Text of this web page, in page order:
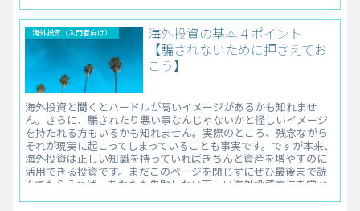
海外投資（入門者向け）
海外投資の基本４ポイント
【騙されないために押さえてお
こう】
海外投資と聞くとハードルが高いイメージがあるかも知れませ
ん。さらに、騙されたり悪い事なんじゃないかと怪しいイメージ
を持たれる方もいるかも知れません。実際のところ、残念ながら
それが現実に起こってしまっていることも事実です。ですが本来、
海外投資は正しい知識を持っていればきちんと資産を増やすのに
活用できる投資です。まだこのページを閉じずにぜひ最後まで読
んでもらえれば、あなたも失敗しない正しい海外投資方法を学べ